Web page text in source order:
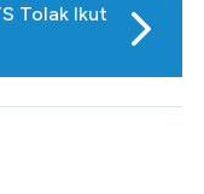
Tolak Ikut